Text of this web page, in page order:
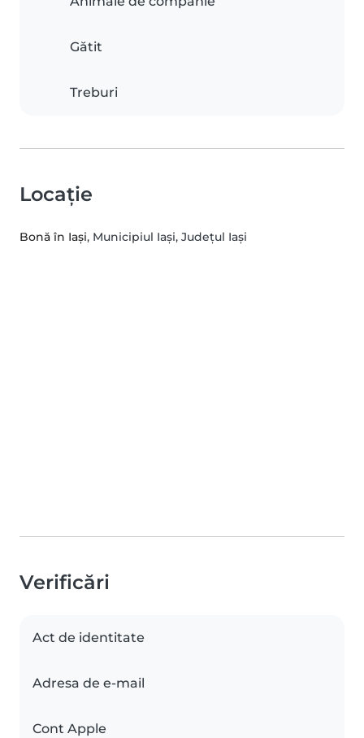
Gătit
Treburi
Locație
Bonă în Iași, Municipiul Iaşi, Județul Iași
Verificări
Act de identitate
Adresa de e-mail
Cont Apple